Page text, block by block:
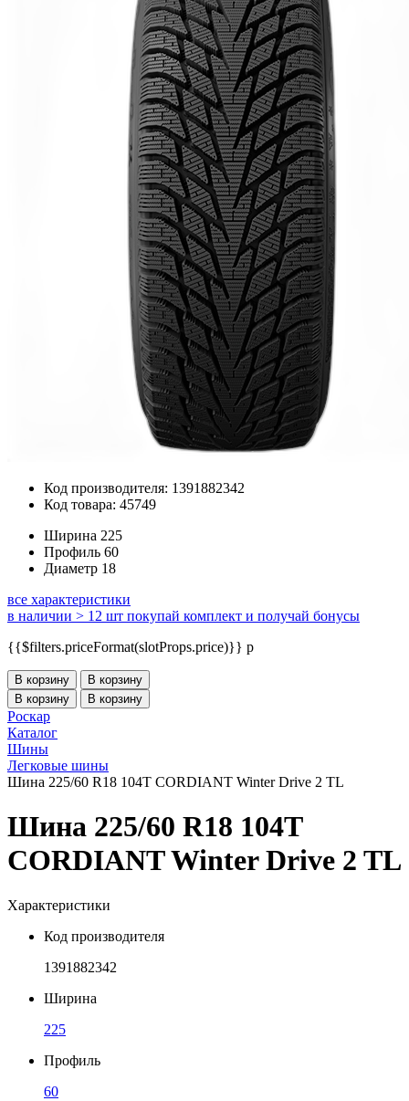
Код производителя: 1391882342
Код товара: 45749
Ширина 225
Профиль 60
Диаметр 18
все характеристики
в наличии > 12 шт покупай комплект и получай бонусы
{{$filters.priceFormat(slotProps.price)}} p
В корзину
В корзину
В корзину
В корзину
Роскар
Каталог
Шины
Легковые шины
Шина 225/60 R18 104T CORDIANT Winter Drive 2 TL
Шина 225/60 R18 104T
CORDIANT Winter Drive 2 TL
Характеристики
Код производителя
1391882342
Ширина
225
Профиль
60